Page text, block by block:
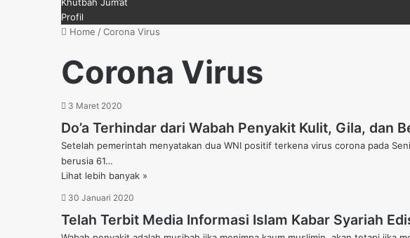
Profil
Home /Corona Virus
Corona Virus
3 Maret 2020
Do’a Terhindar dari Wabah Penyakit Kulit, Gila, dan
Setelah pemerintah menyatakan dua WNI positif terkena virus corona pada
berusia 61…
Lihat lebih banyak »
30 Januari 2020
Telah Terbit Media Informasi Islam Kabar Syariah